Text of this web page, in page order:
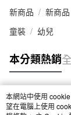
新商品
新商
童裝
幼兒
本分類熱銷
熱門標籤
本網站中使用
望在電腦上使用